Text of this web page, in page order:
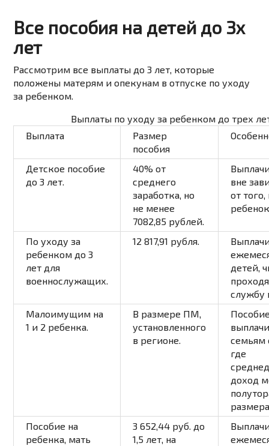
Все пособия на детей до 3х
лет
Рассмотрим все выплаты до 3 лет, которые
положены матерям и опекунам в отпуске по уходу
за ребенком.
Выплаты по уходу за ребенком до трех
Выплата
Размер
пособия
Детское пособие
до 3 лет.
40% от
среднего
заработка, но
не менее
7082,85 рублей.
вне
от
По уходу за
ребенком до 3
лет для
военнослужащих.
12 817,91 рубля.
детей,
службу
Малоимущим на
1 и 2 ребенка.
В размере ПМ,
установленного
в регионе.
семьям
где
доход
Пособие на
ребенка, мать
3 652,44 руб. до
1,5 лет, на